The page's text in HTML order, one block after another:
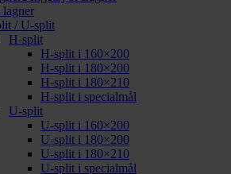
/ U-split
H-split
H-split i 160×200
H-split i 180×200
H-split i 180×210
H-split i specialmål
U-split
U-split i 160×200
U-split i 180×200
U-split i 180×210
U-split i specialmål